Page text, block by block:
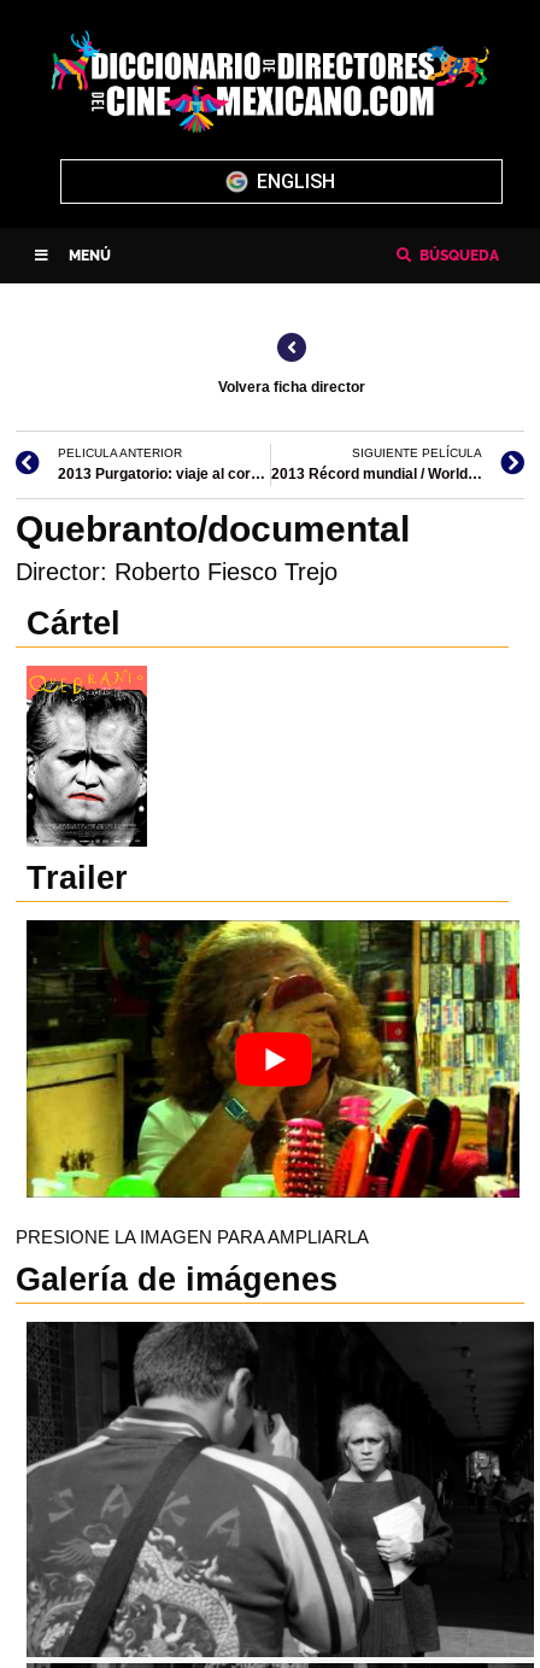
ENGLISH
MENÚ BÚSQUEDA
Volvera ficha director
PELICULA ANTERIOR
2013 Purgatorio: viaje al corazón de la frontera/documental
SIGUIENTE PELÍCULA
2013 Récord mundial / World Record/documental
Quebranto/documental
Director: Roberto Fiesco Trejo
Cártel
Trailer
PRESIONE LA IMAGEN PARA AMPLIARLA
Galería de imágenes